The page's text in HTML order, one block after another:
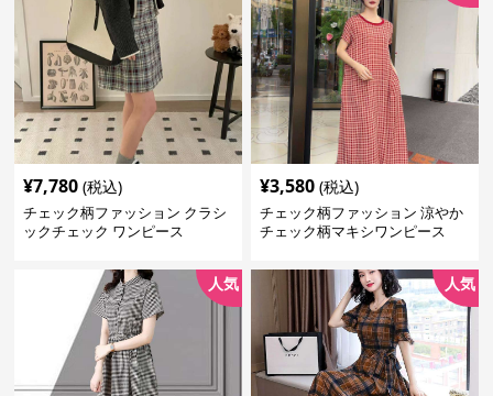
¥7,780 (税込)
チェック柄ファッション クラシ
ックチェック ワンピース
¥3,580 (税込)
チェック柄ファッション 涼やか
チェック柄マキシワンピース
人気 人気